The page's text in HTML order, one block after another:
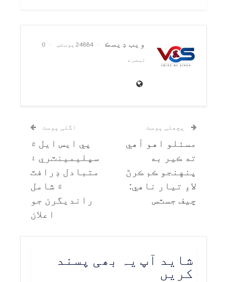
ويب ڊيسڪ 24884 پوسٹس
0
تبصرے
پچھلی پوسٹ
مسئلو اهو آهي
ته ڪير به
پنهنجو ڪم ڪرڻ
لاءِ تيار ناهي:
چيف جسٽس
اگلی پوسٹ
پي ايس ايل ۾
سپليمينٽري ۽
متبادل ڊرافٽ
۾ شامل
رانديگرن جو
اعلان
شاید آپ یہ بھی پسند
کریں